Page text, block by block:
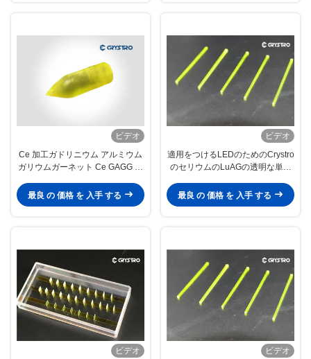
ビデオ
Ce 加工ガドリニウム アルミウム
ガリウムガーネット Ce GAGG シ
最良 の 価格 を 入手 する
ビデオ
適用をつけるLEDのためのCrystro
のセリウムのLuAGの透明な単結
最良 の 価格 を 入手 する
ビデオ
ビデオ